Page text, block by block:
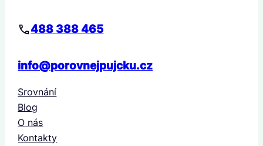
488 388 465
info@porovnejpujcku.cz
Srovnání
Blog
O nás
Kontakty